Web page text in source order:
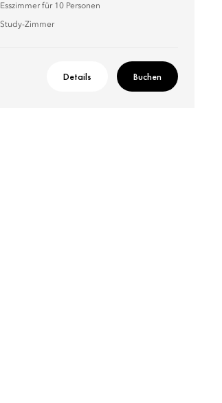
Esszimmer für 10 Personen
Study-Zimmer
Details Buchen